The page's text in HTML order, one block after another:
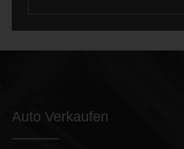
Auto Verkaufen